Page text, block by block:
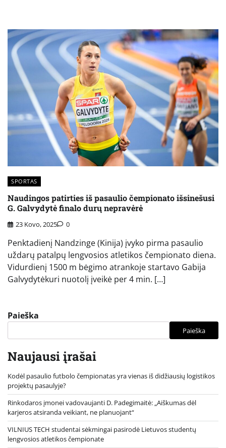
SPORTAS
Naudingos patirties iš pasaulio čempionato išsinešusi
G. Galvydytė finalo durų nepravėrė
23 Kovo, 2025 0
Penktadienį Nandzinge (Kinija) įvyko pirma pasaulio
uždarų patalpų lengvosios atletikos čempionato diena.
Vidurdienį 1500 m bėgimo atrankoje startavo Gabija
Galvydytėkuri nuotolį įveikė per 4 min. […]
Paieška
Paieška
Naujausi įrašai
Kodėl pasaulio futbolo čempionatas yra vienas iš didžiausių logistikos
projektų pasaulyje?
Rinkodaros įmonei vadovaujanti D. Padegimaitė: „Aiškumas dėl
karjeros atsiranda veikiant, ne planuojant“
VILNIUS TECH studentai sėkmingai pasirodė Lietuvos studentų
lengvosios atletikos čempionate